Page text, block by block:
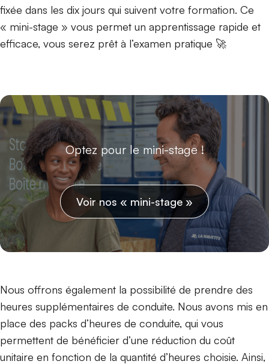
fixée dans les dix jours qui suivent votre formation. Ce
« mini-stage » vous permet un apprentissage rapide et
efficace, vous serez prêt à l’examen pratique 🚀
Optez pour le mini-stage !
Voir nos « mini-stage »
Nous offrons également la possibilité de prendre des
heures supplémentaires de conduite. Nous avons mis en
place des packs d’heures de conduite, qui vous
permettent de bénéficier d’une réduction du coût
unitaire en fonction de la quantité d’heures choisie. Ainsi,